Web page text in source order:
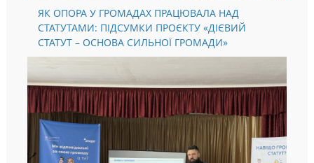
ЯК ОПОРА У ГРОМАДАХ ПРАЦЮВАЛА НАД
СТАТУТАМИ: ПІДСУМКИ ПРОЄКТУ «ДІЄВИЙ
СТАТУТ – ОСНОВА СИЛЬНОЇ ГРОМАДИ»